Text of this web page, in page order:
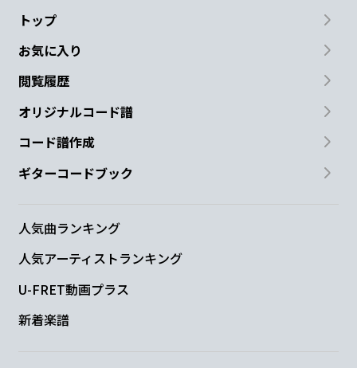
トップ
お気に入り
閲覧履歴
オリジナルコード譜
コード譜作成
ギターコードブック
人気曲ランキング
人気アーティストランキング
U-FRET動画プラス
新着楽譜